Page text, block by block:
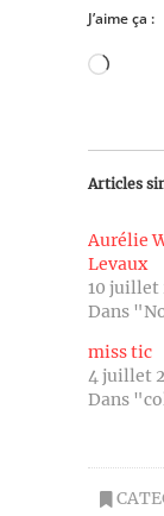
J’aime ça :
Articles
Aurélie
Levaux
10 juillet
Dans
miss tic
4 juillet
Dans